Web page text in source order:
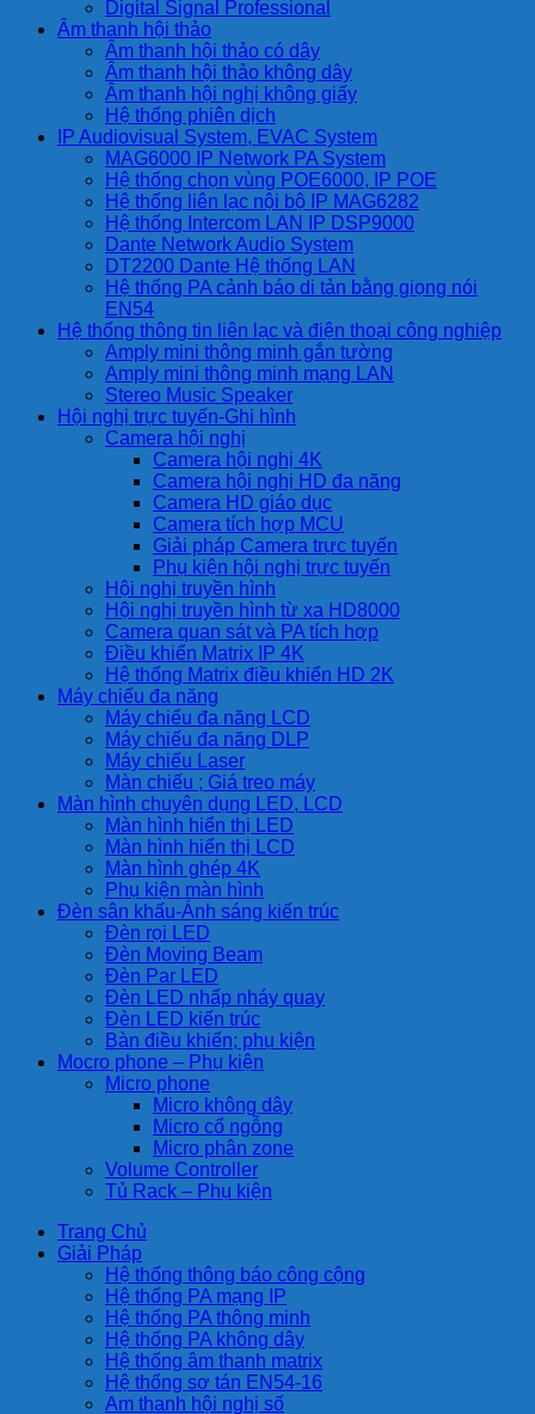
Digital Signal Professional
Âm thanh hội thảo
Âm thanh hội thảo có dây
Âm thanh hội thảo không dây
Âm thanh hội nghị không giấy
Hệ thống phiên dịch
IP Audiovisual System, EVAC System
MAG6000 IP Network PA System
Hệ thống chọn vùng POE6000, IP POE
Hệ thống liên lạc nội bộ IP MAG6282
Hệ thống Intercom LAN IP DSP9000
Dante Network Audio System
DT2200 Dante Hệ thống LAN
Hệ thống PA cảnh báo di tản bằng giọng nói
EN54
Hệ thống thông tin liên lạc và điện thoại công nghiệp
Amply mini thông minh gắn tường
Amply mini thông minh mạng LAN
Stereo Music Speaker
Hội nghị trực tuyến-Ghi hình
Camera hội nghị
Camera hội nghị 4K
Camera hội nghị HD đa năng
Camera HD giáo dục
Camera tích hợp MCU
Giải pháp Camera trực tuyến
Phụ kiện hội nghị trực tuyến
Hội nghị truyền hình
Hội nghị truyền hình từ xa HD8000
Camera quan sát và PA tích hợp
Điều khiển Matrix IP 4K
Hệ thống Matrix điều khiển HD 2K
Máy chiếu đa năng
Máy chiếu đa năng LCD
Máy chiếu đa năng DLP
Máy chiếu Laser
Màn chiếu ; Giá treo máy
Màn hình chuyên dụng LED, LCD
Màn hình hiển thị LED
Màn hình hiển thị LCD
Màn hình ghép 4K
Phụ kiện màn hình
Đèn sân khấu-Ánh sáng kiến trúc
Đèn rọi LED
Đèn Moving Beam
Đèn Par LED
Đèn LED nhấp nháy quay
Đèn LED kiến trúc
Bàn điều khiển; phụ kiện
Mocro phone – Phụ kiện
Micro phone
Micro không dây
Micro cổ ngỗng
Micro phân zone
Volume Controller
Tủ Rack – Phụ kiện
Trang Chủ
Giải Pháp
Hệ thống thông báo công cộng
Hệ thống PA mạng IP
Hệ thống PA thông minh
Hệ thống PA không dây
Hệ thống âm thanh matrix
Hệ thống sơ tán EN54-16
Am thanh hội nghị số